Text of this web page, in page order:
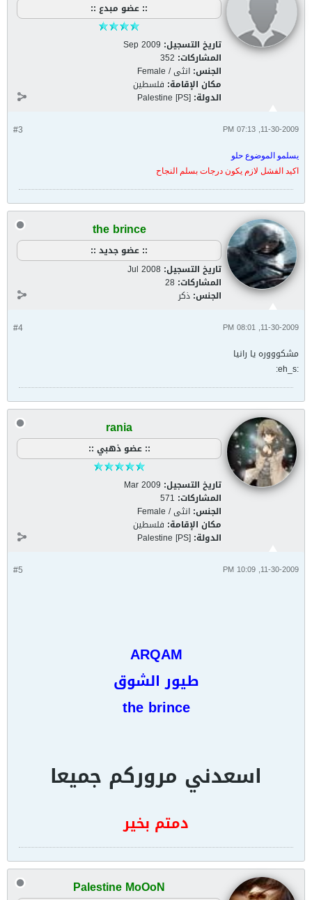
:: عضو مبدع ::
تاريخ التسجيل: Sep 2009
المشاركات: 352
الجنس: انثى / Female
مكان الإقامة: فلسطين
الدولة: Palestine [PS]
#3 11-30-2009, 07:13 PM
يسلمو الموضوع حلو
اكيد الفشل لازم يكون درجات بسلم النجاح
the brince
:: عضو جديد ::
تاريخ التسجيل: Jul 2008
المشاركات: 28
الجنس: ذكر
#4 11-30-2009, 08:01 PM
مشكوووره يا رانيا
:eh_s:
rania
:: عضو ذهبي ::
تاريخ التسجيل: Mar 2009
المشاركات: 571
الجنس: انثى / Female
مكان الإقامة: فلسطين
الدولة: Palestine [PS]
#5 11-30-2009, 10:09 PM
ARQAM
طيور الشوق
the brince
اسعدني مروركم جميعا
دمتم بخير
Palestine MoOoN